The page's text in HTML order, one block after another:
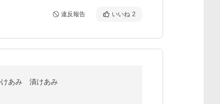
違反報告 いいね 2
けあみ 漬けあみ